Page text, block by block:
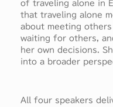
of traveling alone in
that traveling alone
about meeting
waiting for others,
her own decisions.
into a broader
All four speakers